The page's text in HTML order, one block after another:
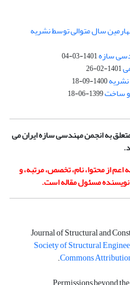
سال متوالی توسط نشریه
سازه1401-03-04
1401-02-26
1400-09-18
1399-06-18
به انجمن مهندسی سازه ایران می
از محتوا، نام، تخصص، مرتبه، و
مسئول مقاله است.
Journal of Structural and
Society of Structural
Commons
.